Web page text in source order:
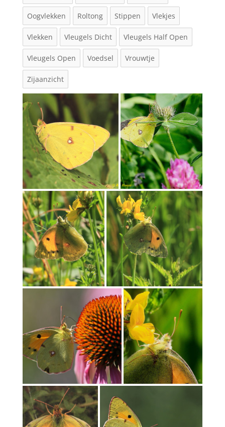
Oogvlekken Roltong Stippen Vlekjes
Vlekken Vleugels Dicht Vleugels Half Open
Vleugels Open Voedsel Vrouwtje
Zijaanzicht